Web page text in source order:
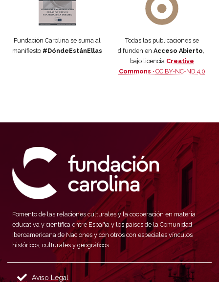
Fundación Carolina se suma al
manifiesto #DóndeEstánEllas
Todas las publicaciones se
difunden en Acceso Abierto
bajo licencia Creative
Commons · CC BY-NC-ND 4.0
Fomento de las relaciones culturales y la cooperación en materia
educativa y científica entre España y los países de la Comunidad
Iberoamericana de Naciones y con otros con especiales vínculos
históricos, culturales y geográficos.
Aviso Legal